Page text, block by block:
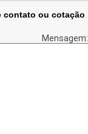
contato ou cotação
Mensagem: